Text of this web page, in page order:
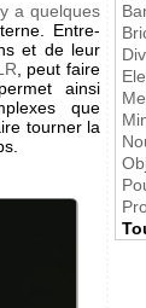
a quelques
Entre-
et de leur
, peut faire
ainsi
que
tourner la